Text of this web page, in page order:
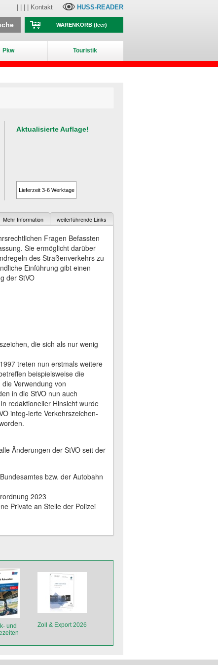
Pkw Touristik
Kontakt HUSS-READER
WARENKORB(leer)
Aktualisierte Auflage!
Lieferzeit 3-6 Werktage
Mehr Information weiterführende Links
Fragen Befassten
Sie ermöglicht darüber
des Straßenverkehrs zu
Einführung gibt einen
der StVO
die sich als nur wenig
treten nun erstmals weitere
beispielsweise die
Verwendung von
in die StVO nun auch
redaktioneller Hinsicht wurde
integ-ierte Verkehrszeichen-
­Änderungen der StVO seit der
bzw. der Autobahn
2023
Private an Stelle der Polizei
und
Zoll & Export 2026